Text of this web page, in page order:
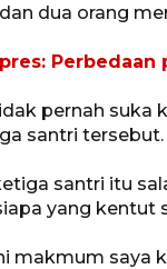
dua orang
Perbedaan
pernah suka
santri tersebut.
santri itu
yang kentut
makmum saya